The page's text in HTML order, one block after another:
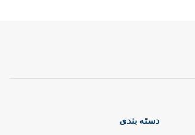
دسته بندی